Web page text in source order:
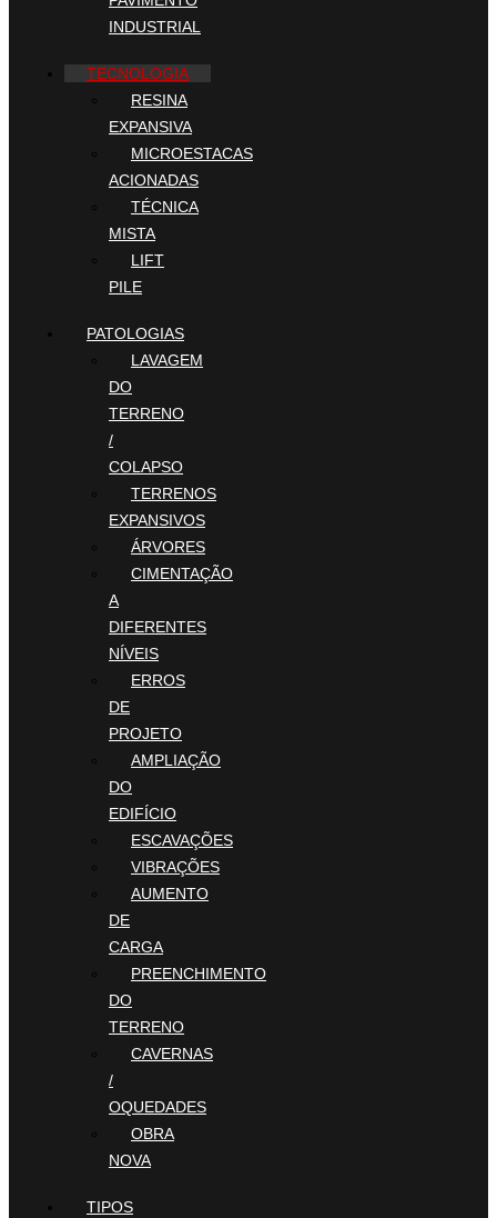
INDUSTRIAL
TECNOLOGIA
RESINA
EXPANSIVA
MICROESTACAS
ACIONADAS
TÉCNICA
MISTA
LIFT
PILE
PATOLOGIAS
LAVAGEM
DO
TERRENO
/
COLAPSO
TERRENOS
EXPANSIVOS
ÁRVORES
CIMENTAÇÃO
A
DIFERENTES
NÍVEIS
ERROS
DE
PROJETO
AMPLIAÇÃO
DO
EDIFÍCIO
ESCAVAÇÕES
VIBRAÇÕES
AUMENTO
DE
CARGA
PREENCHIMENTO
DO
TERRENO
CAVERNAS
/
OQUEDADES
OBRA
NOVA
TIPOS